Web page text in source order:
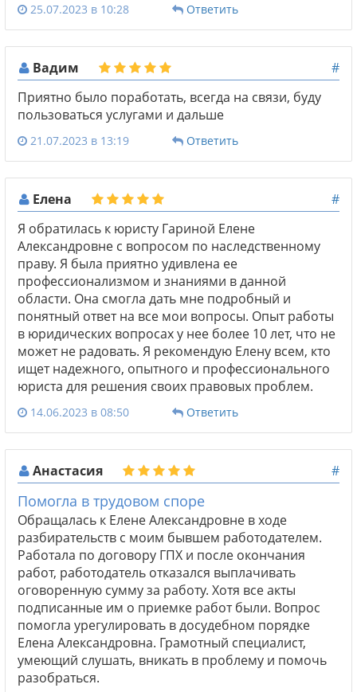
25.07.2023 в 10:28 Ответить
Вадим
#
Приятно было поработать, всегда на связи, буду
пользоваться услугами и дальше
21.07.2023 в 13:19 Ответить
Елена
#
Я обратилась к юристу Гариной Елене
Александровне с вопросом по наследственному
праву. Я была приятно удивлена ее
профессионализмом и знаниями в данной
области. Она смогла дать мне подробный и
понятный ответ на все мои вопросы. Опыт работы
в юридических вопросах у нее более 10 лет, что не
может не радовать. Я рекомендую Елену всем, кто
ищет надежного, опытного и профессионального
юриста для решения своих правовых проблем.
14.06.2023 в 08:50 Ответить
Анастасия #
Помогла в трудовом споре
Обращалась к Елене Александровне в ходе
разбирательств с моим бывшем работодателем.
Работала по договору ГПХ и после окончания
работ, работодатель отказался выплачивать
оговоренную сумму за работу. Хотя все акты
подписанные им о приемке работ были. Вопрос
помогла урегулировать в досудебном порядке
Елена Александровна. Грамотный специалист,
умеющий слушать, вникать в проблему и помочь
разобраться.